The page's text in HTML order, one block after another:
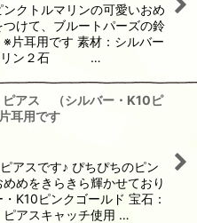
クトルマリンの可愛いおめ
けて、ブルートパーズの鈴
片耳用です 素材：シルバー
マリン２石 …
アス （シルバー・K10ピ
耳用です
アスです♪ ぴちぴちのピン
めをきらきら輝かせており
K10ピンクゴールド 宝石：
ピアスキャッチ使用 …